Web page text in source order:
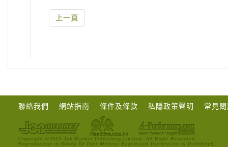
上一頁
聯絡我們 網站指南 條件及條款 私隱政策聲明 常見
Copyright ©2013 Job Market Publishing Limited. All Right Reserved.
Reproduction in Whole Or Part Without Expressed Permission is Prohibited.